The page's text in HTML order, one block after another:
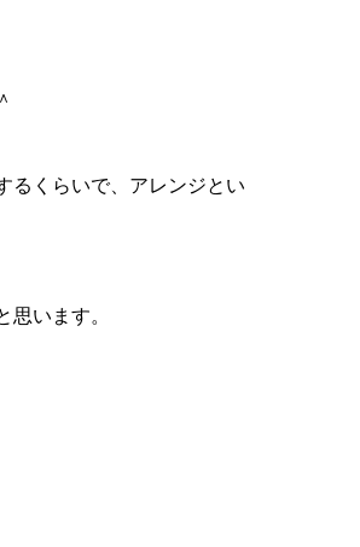
るくらいで、アレンジとい
います。